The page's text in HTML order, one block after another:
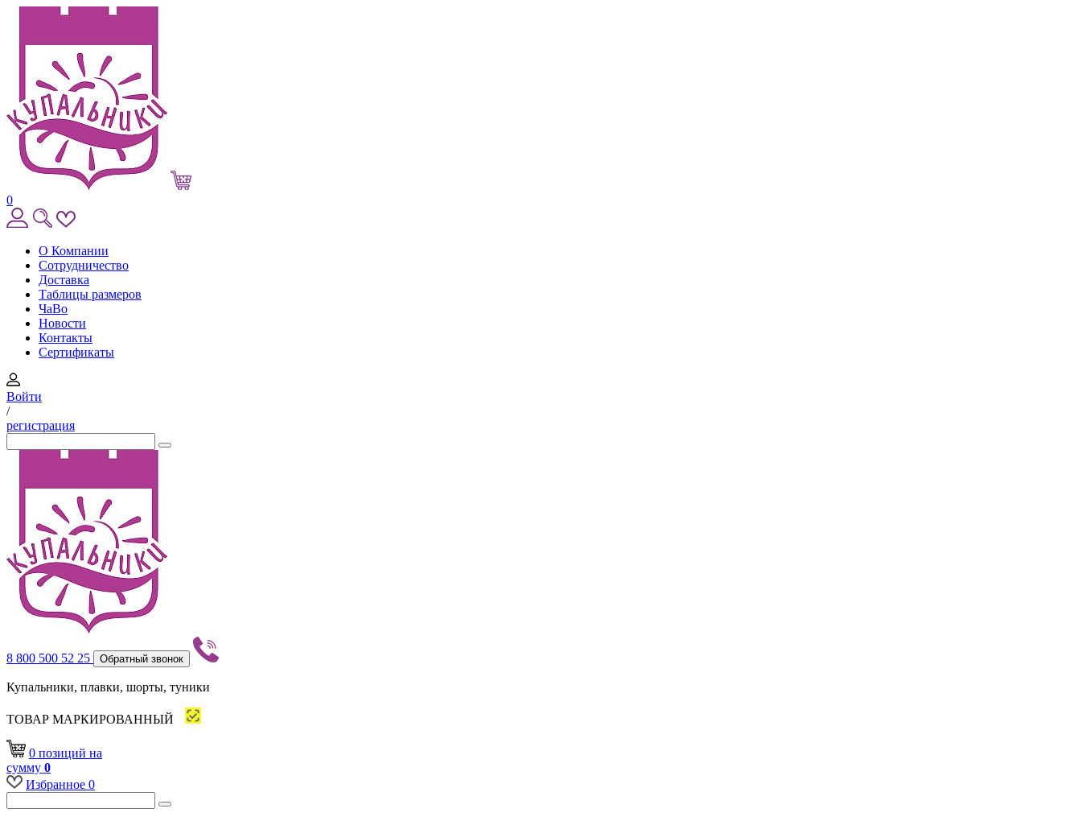
0
О Компании
Сотрудничество
Доставка
Таблицы размеров
ЧаВо
Новости
Контакты
Сертификаты
Войти
/
регистрация
8 800 500 52 25 Обратный звонок
Купальники, плавки, шорты, туники
ТОВАР МАРКИРОВАННЫЙ
0 позиций на
сумму 0
Избранное 0